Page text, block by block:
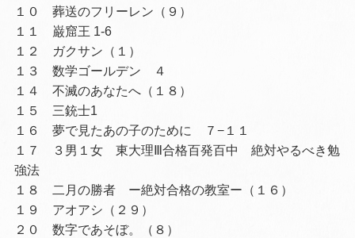
１０ 葬送のフリーレン（９）
１１ 巌窟王 1-6
１２ ガクサン（１）
１３ 数学ゴールデン ４
１４ 不滅のあなたへ（１８）
１５ 三銃士1
１６ 夢で見たあの子のために ７−１１
１７ ３男１女 東大理Ⅲ合格百発百中 絶対やるべき勉
強法
１８ 二月の勝者 ー絶対合格の教室ー（１６）
１９ アオアシ（２９）
２０ 数字であそぼ。（８）